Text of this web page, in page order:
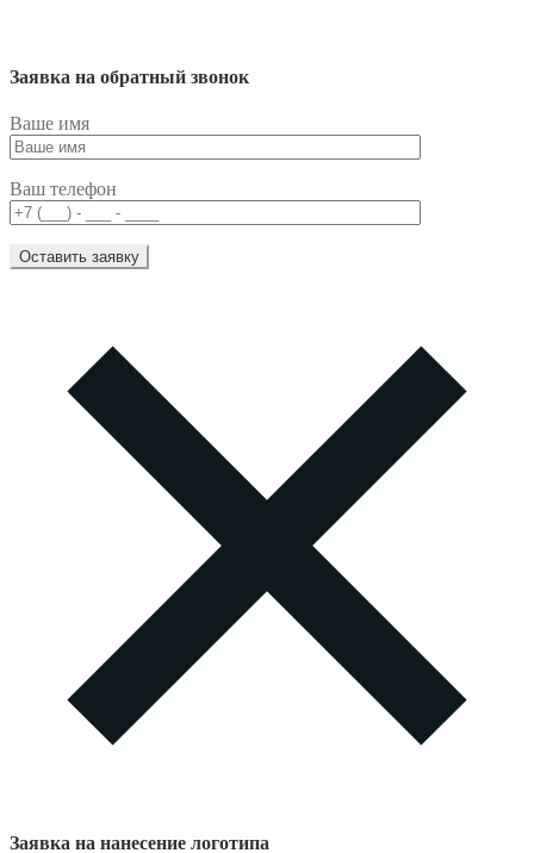
Заявка на обратный звонок
Ваше имя
Ваш телефон
Заявка на нанесение логотипа